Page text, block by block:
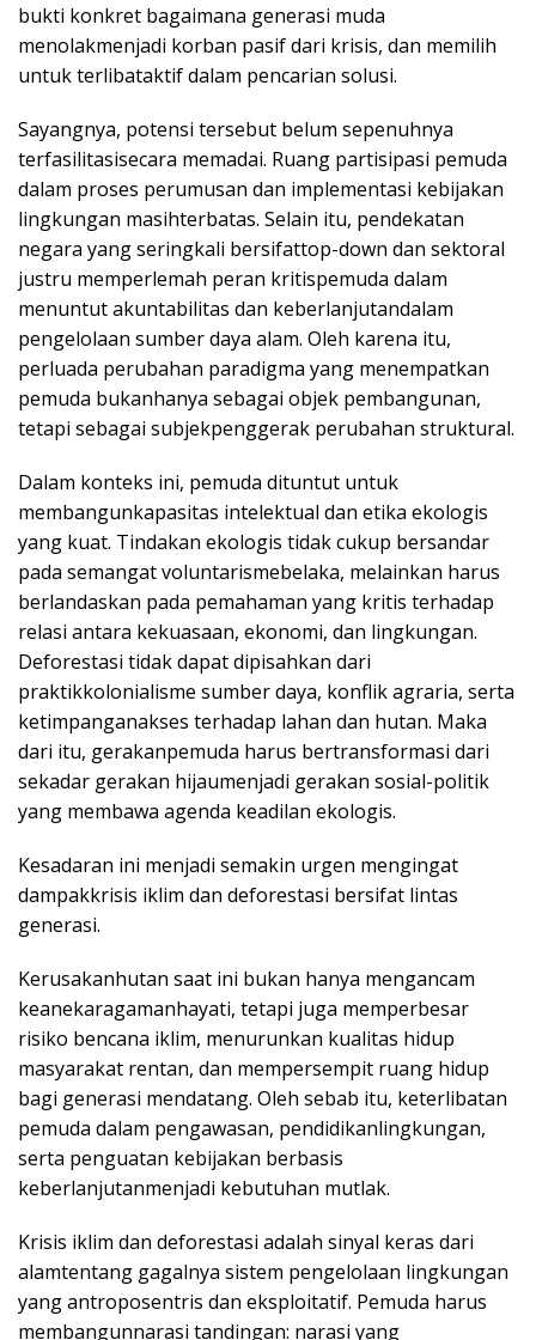
bukti konkret bagaimana generasi muda
menolakmenjadi korban pasif dari krisis, dan memilih
untuk terlibataktif dalam pencarian solusi.
Sayangnya, potensi tersebut belum sepenuhnya
terfasilitasisecara memadai. Ruang partisipasi pemuda
dalam proses perumusan dan implementasi kebijakan
lingkungan masihterbatas. Selain itu, pendekatan
negara yang seringkali bersifattop-down dan sektoral
justru memperlemah peran kritispemuda dalam
menuntut akuntabilitas dan keberlanjutandalam
pengelolaan sumber daya alam. Oleh karena itu,
perluada perubahan paradigma yang menempatkan
pemuda bukanhanya sebagai objek pembangunan,
tetapi sebagai subjekpenggerak perubahan struktural.
Dalam konteks ini, pemuda dituntut untuk
membangunkapasitas intelektual dan etika ekologis
yang kuat. Tindakan ekologis tidak cukup bersandar
pada semangat voluntarismebelaka, melainkan harus
berlandaskan pada pemahaman yang kritis terhadap
relasi antara kekuasaan, ekonomi, dan lingkungan.
Deforestasi tidak dapat dipisahkan dari
praktikkolonialisme sumber daya, konflik agraria, serta
ketimpanganakses terhadap lahan dan hutan. Maka
dari itu, gerakanpemuda harus bertransformasi dari
sekadar gerakan hijaumenjadi gerakan sosial-politik
yang membawa agenda keadilan ekologis.
Kesadaran ini menjadi semakin urgen mengingat
dampakkrisis iklim dan deforestasi bersifat lintas
generasi.
Kerusakanhutan saat ini bukan hanya mengancam
keanekaragamanhayati, tetapi juga memperbesar
risiko bencana iklim, menurunkan kualitas hidup
masyarakat rentan, dan mempersempit ruang hidup
bagi generasi mendatang. Oleh sebab itu, keterlibatan
pemuda dalam pengawasan, pendidikanlingkungan,
serta penguatan kebijakan berbasis
keberlanjutanmenjadi kebutuhan mutlak.
Krisis iklim dan deforestasi adalah sinyal keras dari
alamtentang gagalnya sistem pengelolaan lingkungan
yang antroposentris dan eksploitatif. Pemuda harus
membangunnarasi tandingan: narasi yang